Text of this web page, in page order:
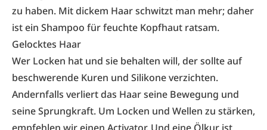
zu haben. Mit dickem Haar schwitzt man mehr; daher
ist ein Shampoo für feuchte Kopfhaut ratsam.
Gelocktes Haar
Wer Locken hat und sie behalten will, der sollte auf
beschwerende Kuren und Silikone verzichten.
Andernfalls verliert das Haar seine Bewegung und
seine Sprungkraft. Um Locken und Wellen zu stärken,